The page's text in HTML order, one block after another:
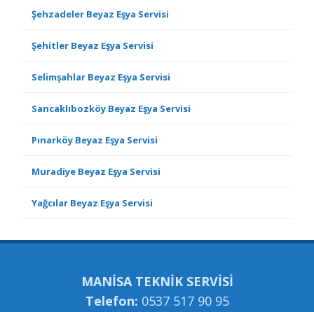
Şehzadeler Beyaz Eşya Servisi
Şehitler Beyaz Eşya Servisi
Selimşahlar Beyaz Eşya Servisi
Sancaklıbozköy Beyaz Eşya Servisi
Pınarköy Beyaz Eşya Servisi
Muradiye Beyaz Eşya Servisi
Yağcılar Beyaz Eşya Servisi
MANİSA TEKNİK SERVİSİ
Telefon: 0537 517 90 95